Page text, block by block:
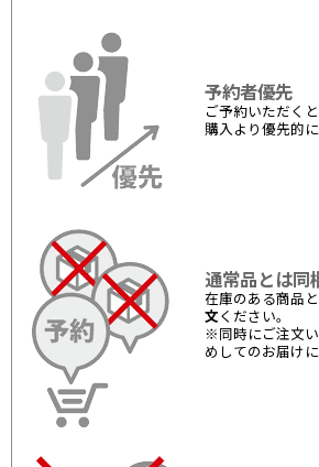
予約者優先
ご予約いただく
購入より優先的
通常品とは同
在庫のある商品
文 ください。
※同時にご注文
めしてのお届けに